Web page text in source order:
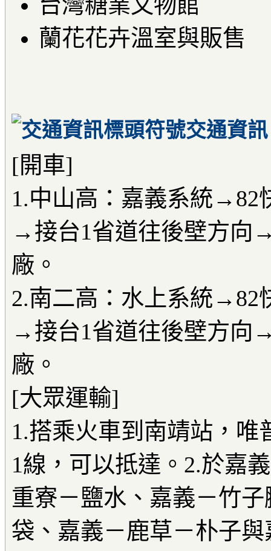
蘭花花卉溫室與販售
交通資訊
[開車]
1.中山高：嘉義系統
→接台1省道往後壁方向
廠。
2.南二高：水上系統→82
→接台1省道往後壁方向
廠。
[大眾運輸]
1.搭乘火車到南靖站，
1線，可以抵達。2.於嘉
重寮－鹽水、嘉義－竹
袋、嘉義－鹿草－朴子